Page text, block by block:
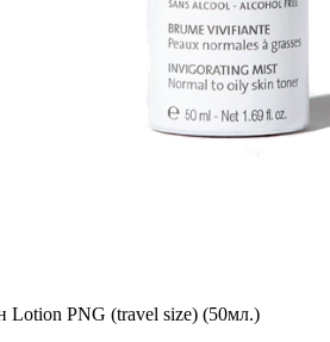
Lotion PNG (travel size) (50мл.)